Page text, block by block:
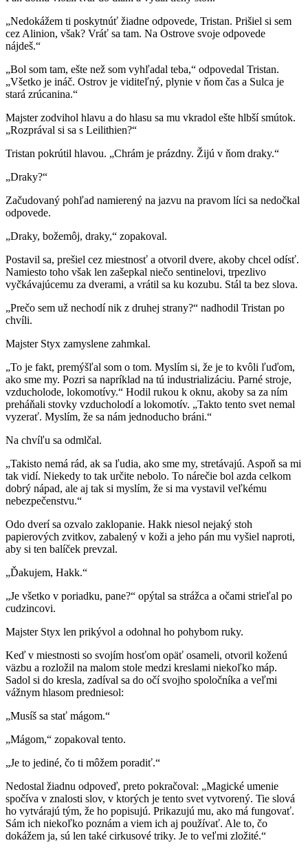
„Nedokážem ti poskytnúť žiadne odpovede, Tristan. Prišiel si sem
cez Alinion, však? Vráť sa tam. Na Ostrove svoje odpovede
nájdeš.“
„Bol som tam, ešte než som vyhľadal teba,“ odpovedal Tristan.
„Všetko je ináč. Ostrov je viditeľný, plynie v ňom čas a Sulca je
stará zrúcanina.“
Majster zodvihol hlavu a do hlasu sa mu vkradol ešte hlbší smútok.
„Rozprával si sa s Leilithien?“
Tristan pokrútil hlavou. „Chrám je prázdny. Žijú v ňom draky.“
„Draky?“
Začudovaný pohľad namierený na jazvu na pravom líci sa nedočkal
odpovede.
„Draky, božemôj, draky,“ zopakoval.
Postavil sa, prešiel cez miestnosť a otvoril dvere, akoby chcel odísť.
Namiesto toho však len zašepkal niečo sentinelovi, trpezlivo
vyčkávajúcemu za dverami, a vrátil sa ku kozubu. Stál ta bez slova.
„Prečo sem už nechodí nik z druhej strany?“ nadhodil Tristan po
chvíli.
Majster Styx zamyslene zahmkal.
„To je fakt, premýšľal som o tom. Myslím si, že je to kvôli ľuďom,
ako sme my. Pozri sa napríklad na tú industrializáciu. Parné stroje,
vzducholode, lokomotívy.“ Hodil rukou k oknu, akoby sa za ním
preháňali stovky vzducholodí a lokomotív. „Takto tento svet nemal
vyzerať. Myslím, že sa nám jednoducho bráni.“
Na chvíľu sa odmlčal.
„Takisto nemá rád, ak sa ľudia, ako sme my, stretávajú. Aspoň sa mi
tak vidí. Niekedy to tak určite nebolo. To nárečie bol azda celkom
dobrý nápad, ale aj tak si myslím, že si ma vystavil veľkému
nebezpečenstvu.“
Odo dverí sa ozvalo zaklopanie. Hakk niesol nejaký stoh
papierových zvitkov, zabalený v koži a jeho pán mu vyšiel naproti,
aby si ten balíček prevzal.
„Ďakujem, Hakk.“
„Je všetko v poriadku, pane?“ opýtal sa strážca a očami strieľal po
cudzincovi.
Majster Styx len prikývol a odohnal ho pohybom ruky.
Keď v miestnosti so svojím hosťom opäť osameli, otvoril koženú
väzbu a rozložil na malom stole medzi kreslami niekoľko máp.
Sadol si do kresla, zadíval sa do očí svojho spoločníka a veľmi
vážnym hlasom predniesol:
„Musíš sa stať mágom.“
„Mágom,“ zopakoval tento.
„Je to jediné, čo ti môžem poradiť.“
Nedostal žiadnu odpoveď, preto pokračoval: „Magické umenie
spočíva v znalosti slov, v ktorých je tento svet vytvorený. Tie slová
ho vytvárajú tým, že ho popisujú. Prikazujú mu, ako má fungovať.
Sám ich niekoľko poznám a viem ich aj používať. Ale to, čo
dokážem ja, sú len také cirkusové triky. Je to veľmi zložité.“